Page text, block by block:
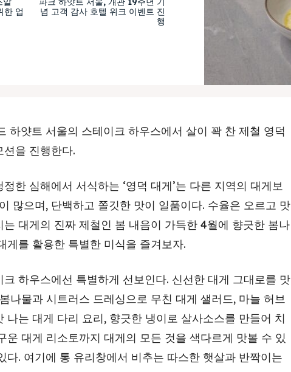
한 업
념 고객 감사 호텔 위크 이벤트 진
행
하얏트 서울의 스테이크 하우스에서 살이 꽉 찬 제철 영덕
을 진행한다.
한 심해에서 서식하는 ‘영덕 대게’는 다른 지역의 대게보
많으며, 단백하고 쫄깃한 맛이 일품이다. 수율은 오르고 맛
는 대게의 진짜 제철인 봄 내음이 가득한 4월에 향긋한 봄나
게를 활용한 특별한 미식을 즐겨보자.
하우스에선 특별하게 선보인다. 신선한 대게 그대로를 맛
나물과 시트러스 드레싱으로 무친 대게 샐러드, 마늘 허브
나는 대게 다리 요리, 향긋한 냉이로 살사소스를 만들어 치
운 대게 리소토까지 대게의 모든 것을 색다르게 맛볼 수 있
다. 여기에 통 유리창에서 비추는 따스한 햇살과 반짝이는